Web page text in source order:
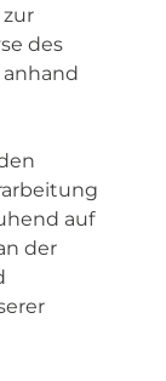
zur
des
auf
der